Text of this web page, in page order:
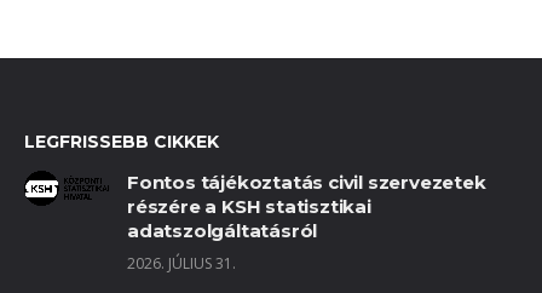
LEGFRISSEBB CIKKEK
Fontos tájékoztatás civil szervezetek
részére a KSH statisztikai
adatszolgáltatásról
2026. JÚLIUS 31.